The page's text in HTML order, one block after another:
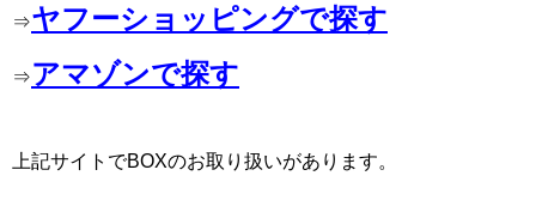
⇒ヤフーショッピングで探す
⇒アマゾンで探す
上記サイトでBOXのお取り扱いがあります。